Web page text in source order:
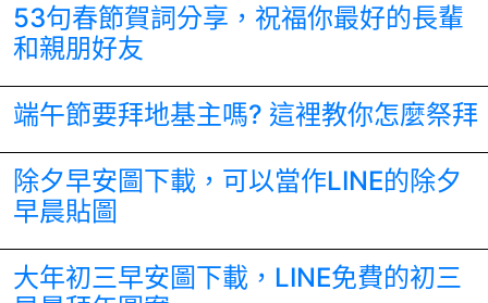
53句春節賀詞分享，祝福你最好的長輩
和親朋好友
端午節要拜地基主嗎? 這裡教你怎麼祭拜
除夕早安圖下載，可以當作LINE的除夕
早晨貼圖
大年初三早安圖下載，LINE免費的初三